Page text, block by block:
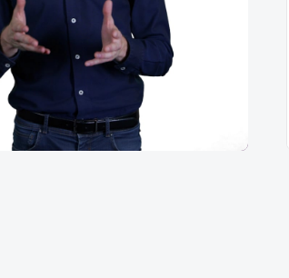
Nasledujúca lekcia nie je prístupná na
vyskúšanie